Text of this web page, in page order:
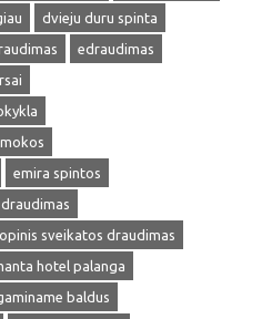
dvieju duru spinta
edraudimas
emira spintos
sveikatos draudimas
hotel palanga
baldus